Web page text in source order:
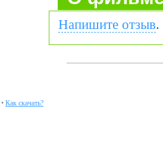
Напишите отзыв.
• Как скачать?